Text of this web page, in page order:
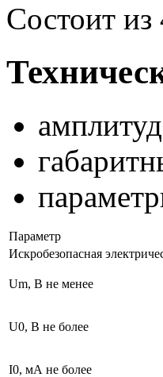
Состоит из
Параметр
Искробезопасная
Um, В не менее
U0, В не более
I0, мА не более